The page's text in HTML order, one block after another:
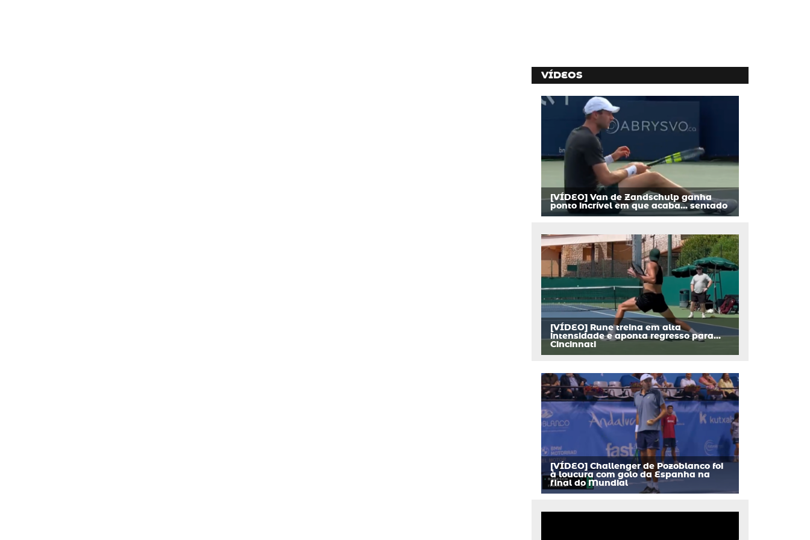
VÍDEOS
[VÍDEO] Van de Zandschulp ganha
ponto incrível em que acaba… sentado
[VÍDEO] Rune treina em alta
intensidade e aponta regresso para…
Cincinnati
[VÍDEO] Challenger de Pozoblanco foi
à loucura com golo da Espanha na
final do Mundial